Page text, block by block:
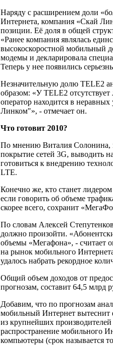
Наряду с расширением доли
Интернета, компания «Скай
позиции. Её доля в общей
«Ранее компания являлась
высокоскоростной мобильный
модемы и декларировала
Теперь у нее появились
Незначительную долю TELE2
образом: «У TELE2
оператор находится в
Линком"», - отмечает он.
Что готовит 2010?
По мнению Виталия Солонина,
покрытие сетей 3G, выводить
готовиться к внедрению
LTE.
Конечно же, кто станет
если говорить об объеме
скорее всего, сохранит
По словам Алексей
должно произойти.
объемы «Мегафона», - считает
на рынок мобильного
удалось набрать рекордное
Общий объем доходов от
прогнозам, составит 64,5 млрд
Добавим, что по прогнозам
мобильный Интернет
из крупнейших
распространение мобильного
компьютеры (срок называется